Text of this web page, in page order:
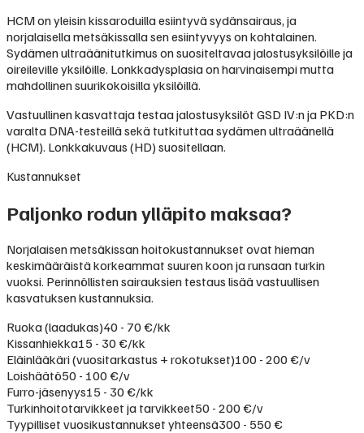
HCM on yleisin kissaroduilla esiintyvä sydänsairaus, ja
norjalaisella metsäkissalla sen esiintyvyys on kohtalainen.
Sydämen ultraäänitutkimus on suositeltavaa jalostusyksilöille ja
oireileville yksilöille. Lonkkadysplasia on harvinaisempi mutta
mahdollinen suurikokoisilla yksilöillä.
Vastuullinen kasvattaja testaa jalostusyksilöt GSD IV:n ja PKD:n
varalta DNA-testeillä sekä tutkituttaa sydämen ultraäänellä
(HCM). Lonkkakuvaus (HD) suositellaan.
Kustannukset
Paljonko rodun ylläpito maksaa?
Norjalaisen metsäkissan hoitokustannukset ovat hieman
keskimääräistä korkeammat suuren koon ja runsaan turkin
vuoksi. Perinnöllisten sairauksien testaus lisää vastuullisen
kasvatuksen kustannuksia.
Ruoka (laadukas)40 - 70 €/kk
Kissanhiekka15 - 30 €/kk
Eläinlääkäri (vuositarkastus + rokotukset)100 - 200 €/v
Loishäätö50 - 100 €/v
Furro-jäsenyys15 - 30 €/kk
Turkinhoitotarvikkeet ja tarvikkeet50 - 200 €/v
Tyypilliset vuosikustannukset yhteensä300 - 550 €